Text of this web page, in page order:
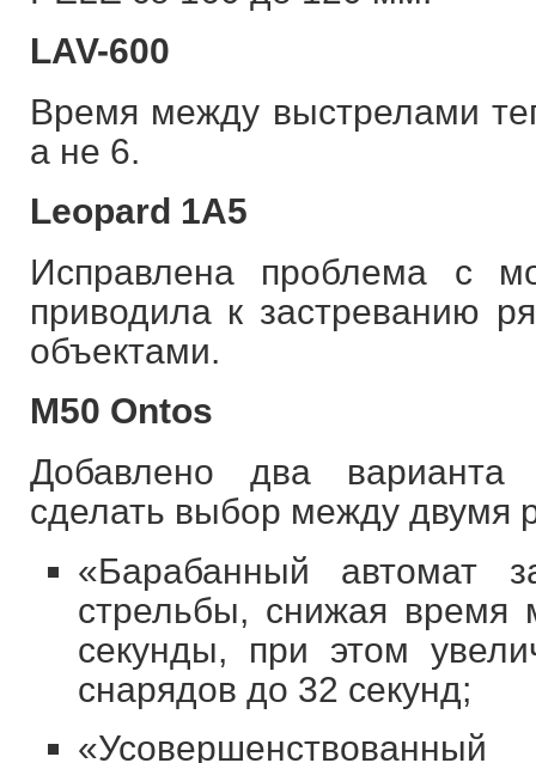
LAV-600
Время между выстрелами
а не 6.
Leopard 1A5
Исправлена проблема с
приводила к застреванию
объектами.
M50 Ontos
Добавлено два варианта
сделать выбор между двумя
«Барабанный автомат
стрельбы, снижая
секунды, при этом
снарядов до 32 секунд;